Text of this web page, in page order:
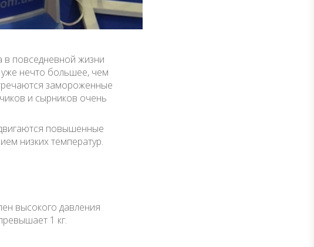
повседневной жизни
нечто большее, чем
замороженные
и сырников очень
повышенные
низких температур.
высокого давления
1 кг.